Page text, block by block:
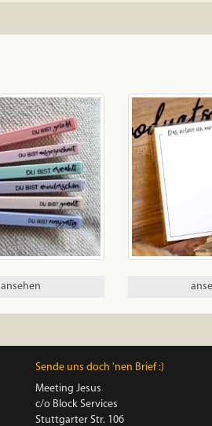
ansehen
Sende uns doch 'nen Brief :)
Meeting Jesus
c/o Block Services
Stuttgarter Str. 106